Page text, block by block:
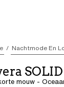
te keren
Nachtmode En
SOLID
mouw -